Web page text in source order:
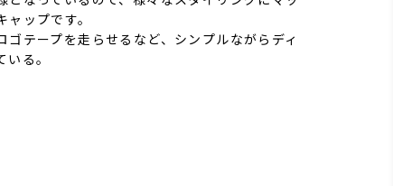
ップです。
ゴテープを走らせるなど、シンプルながらディ
る。